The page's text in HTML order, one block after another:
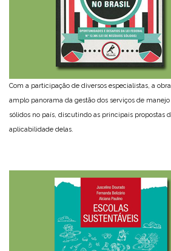
Com a participação de diversos especialistas, a
amplo panorama da gestão dos serviços de
sólidos no país, discutindo as principais propostas
aplicabilidade delas.